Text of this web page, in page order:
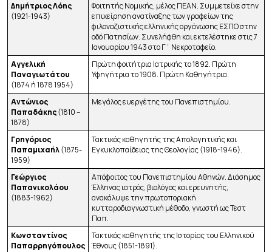
Δημήτριος Λόης
(1921-1943)
Φοιτητής Νομικής, μέλος ΠΕΑΝ. Συμμετείχε στην
επιχείρηση ανατίναξης των γραφείων της
φιλοναζιστικής ελληνικής οργάνωσης ΕΣΠΟ στην
οδό Πατησίων. Συνελήφθη και εκτελέστηκε στις 7
Ιανουαρίου 1943 στο Γ΄ Νεκροταφείο.
Αγγελική
Παναγιωτάτου
(1874 ή 1878 1954)
Πρώτη φοιτήτρια Ιατρικής το 1892. Πρώτη
Υφηγήτρια το 1908. Πρώτη Καθηγήτρια.
Αντώνιος
Παπαδάκης(1810 –
1878)
Μεγάλος ευεργέτης του Πανεπιστημίου.
Γρηγόριος
Παπαμιχαήλ(1875-
1959)
Τακτικός καθηγητής της Απολογητικής και
Εγκυκλοπαίδειας της Θεολογίας (1918-1946).
Γεώργιος
Παπανικολάου
(1883-1962)
Απόφοιτος του Πανεπιστημίου Αθηνών. Διάσημος
Έλληνας ιατρός, βιολόγος και ερευνητής,
ανακάλυψε την πρωτοποριακή
κυτταροδιαγνωστική μέθοδο, γνωστή ως Τεστ
Παπ.
Κωνσταντίνος
Παπαρρηγόπουλος
Τακτικός καθηγητής της Ιστορίας του Ελληνικού
Έθνους (1851-1891).